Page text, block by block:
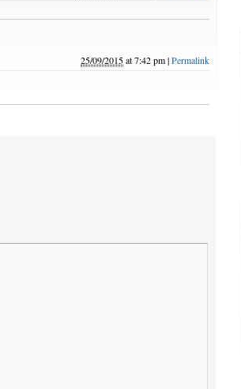
25/09/2015at7:42 pm|Permalink